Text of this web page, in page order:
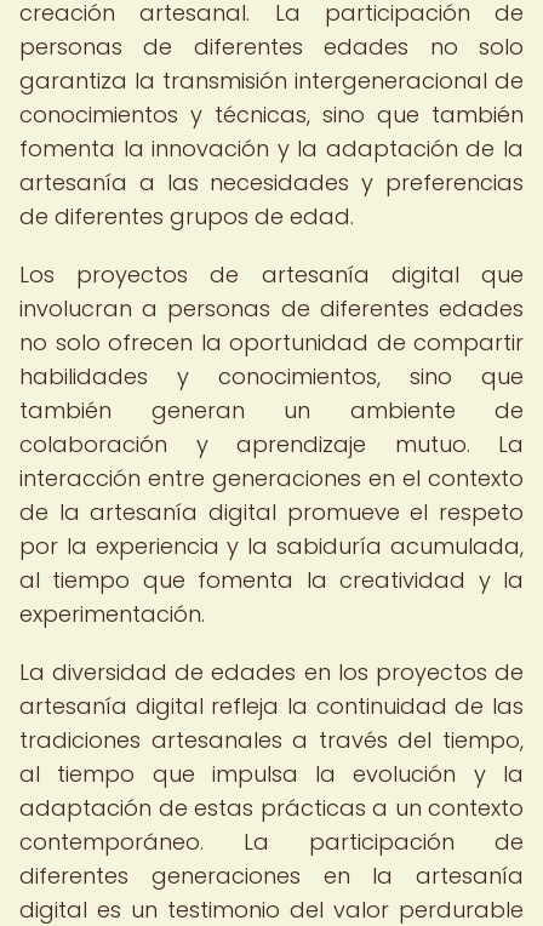
creación artesanal. La participación de
personas de diferentes edades no solo
garantiza la transmisión intergeneracional de
conocimientos y técnicas, sino que también
fomenta la innovación y la adaptación de la
artesanía a las necesidades y preferencias
de diferentes grupos de edad.
Los proyectos de artesanía digital que
involucran a personas de diferentes edades
no solo ofrecen la oportunidad de compartir
habilidades y conocimientos, sino que
también generan un ambiente de
colaboración y aprendizaje mutuo. La
interacción entre generaciones en el contexto
de la artesanía digital promueve el respeto
por la experiencia y la sabiduría acumulada,
al tiempo que fomenta la creatividad y la
experimentación.
La diversidad de edades en los proyectos de
artesanía digital refleja la continuidad de las
tradiciones artesanales a través del tiempo,
al tiempo que impulsa la evolución y la
adaptación de estas prácticas a un contexto
contemporáneo. La participación de
diferentes generaciones en la artesanía
digital es un testimonio del valor perdurable